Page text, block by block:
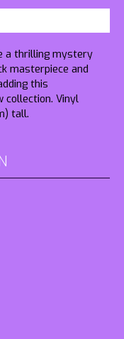
a thrilling mystery
masterpiece and
this
collection. Vinyl
tall.